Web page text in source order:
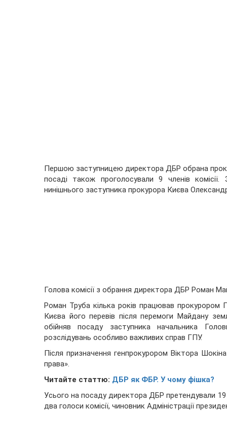
Першою заступницею директора ДБР обрана
посаді також проголосували 9 членів
нинішнього заступника прокурора Києва
Голова комісії з обрання директора ДБР Роман
Роман Труба кілька років працював прокурором
Києва його перевів після перемоги Майдану
обійняв посаду заступника начальника
розслідувань особливо важливих справ ГПУ.
Після призначення генпрокурором Віктора
права».
Читайте статтю: ДБР як ФБР. У чому фішка?
Усього на посаду директора ДБР претендували
два голоси комісії, чиновник Адміністрації